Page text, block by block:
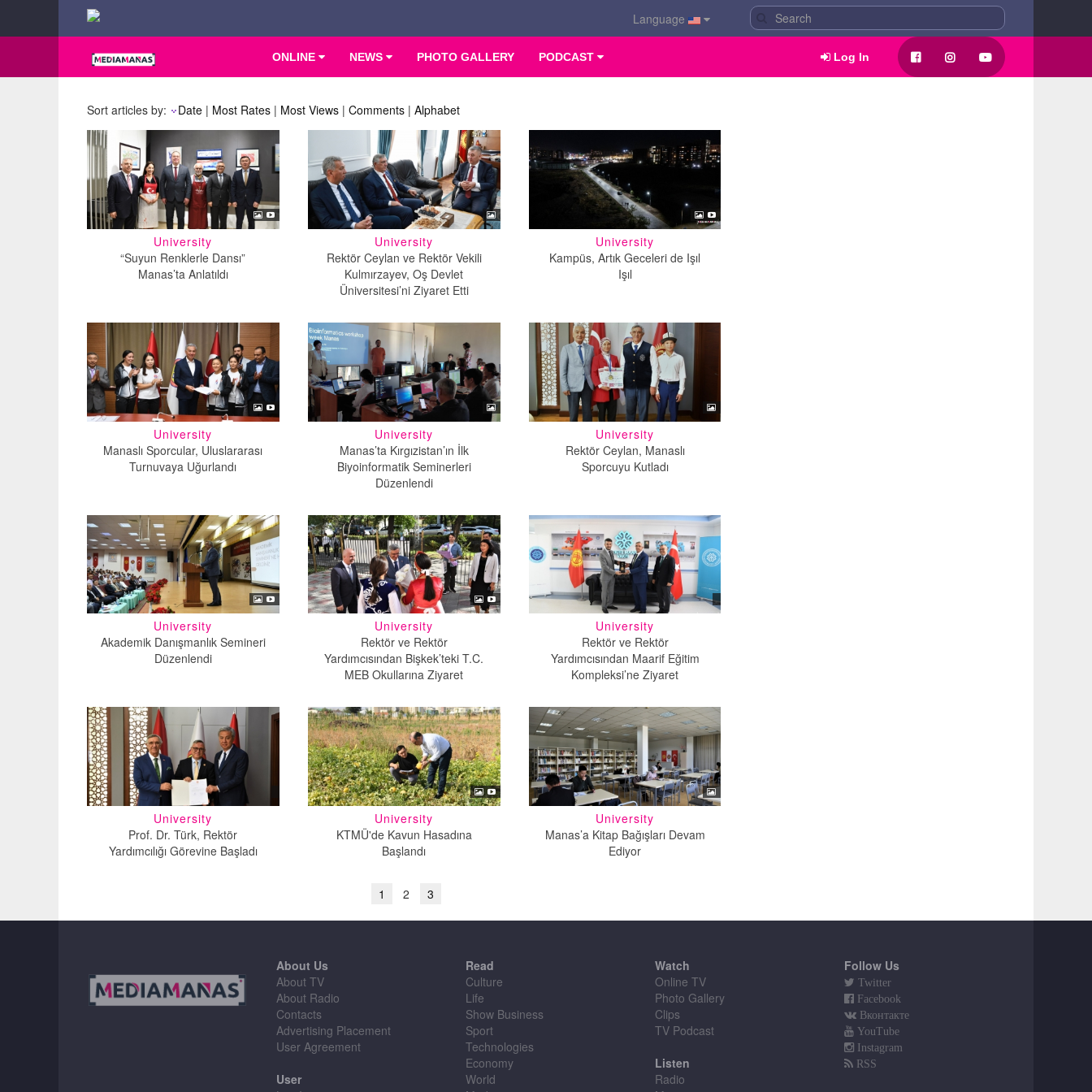
Language
ONLINE NEWS PHOTO GALLERY PODCAST Log In
Sort articles by: Date | Most Rates | Most Views | Comments | Alphabet
University
“Suyun Renklerle Dansı”
Manas’ta Anlatıldı
University
Rektör Ceylan ve Rektör Vekili
Kulmırzayev, Oş Devlet
Üniversitesi’ni Ziyaret Etti
University
Kampüs, Artık Geceleri de Işıl
Işıl
University
Manaslı Sporcular, Uluslararası
Turnuvaya Uğurlandı
University
Manas’ta Kırgızistan’ın İlk
Biyoinformatik Seminerleri
Düzenlendi
University
Rektör Ceylan, Manaslı
Sporcuyu Kutladı
University
Akademik Danışmanlık Semineri
Düzenlendi
University
Rektör ve Rektör
Yardımcısından Bişkek’teki T.C.
MEB Okullarına Ziyaret
University
Rektör ve Rektör
Yardımcısından Maarif Eğitim
Kompleksi’ne Ziyaret
University
Prof. Dr. Türk, Rektör
Yardımcılığı Görevine Başladı
University
KTMÜ'de Kavun Hasadına
Başlandı
University
Manas’a Kitap Bağışları Devam
Ediyor
1 2 3
About Us
About TV
About Radio
Contacts
Advertising Placement
User Agreement
User
Read
Culture
Life
Show Business
Sport
Technologies
Economy
World
Watch
Online TV
Photo Gallery
Clips
TV Podcast
Listen
Radio
Follow Us
Twitter
Facebook
Вконтакте
YouTube
Instagram
RSS